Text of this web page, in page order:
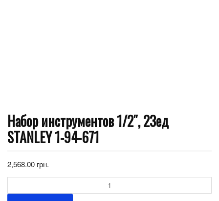
Набор инструментов 1/2″, 23ед
STANLEY 1-94-671
2,568.00 грн.